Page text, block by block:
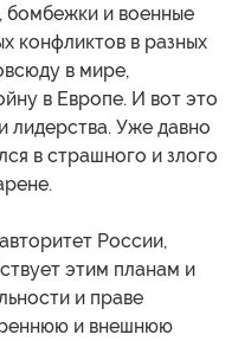
бомбежки и военные
конфликтов в разных
в мире,
в Европе. И вот это
лидерства. Уже давно
в страшного и злого
России,
этим планам и
и праве
и внешнюю